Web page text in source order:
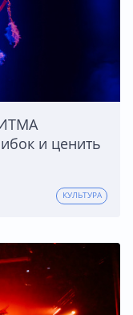
и ценить
КУЛЬТУРА